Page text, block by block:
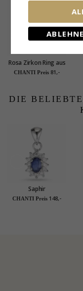
Rosa Zirkon Ring aus
Silber
CHANTI Preis 81,-
DIE
Saphir
Rosettenanhänger
CHANTI Preis 148,-